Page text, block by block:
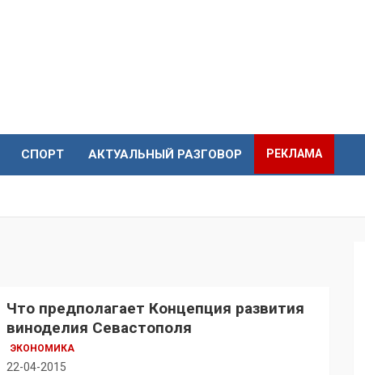
СПОРТ АКТУАЛЬНЫЙ РАЗГОВОР РЕКЛАМА
Что предполагает Концепция развития
виноделия Севастополя
ЭКОНОМИКА
22-04-2015